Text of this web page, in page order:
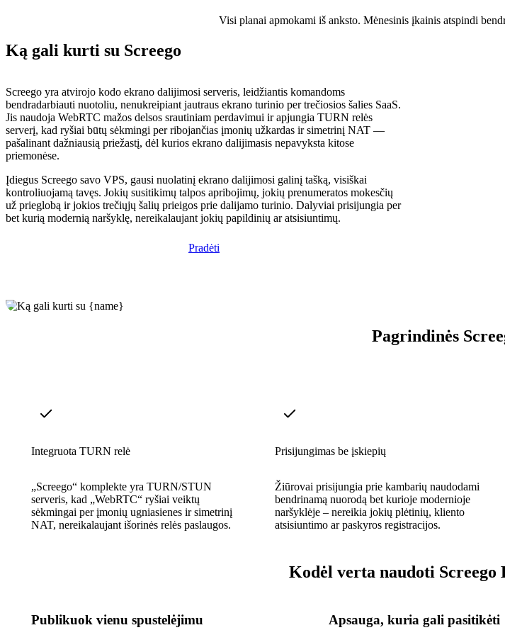
Visi planai apmokami iš anksto. Mėnesinis įkainis atspindi
Ką gali kurti su Screego
Screego yra atvirojo kodo ekrano dalijimosi serveris, leidžiantis komandoms
bendradarbiauti nuotoliu, nenukreipiant jautraus ekrano turinio per trečiosios šalies SaaS.
Jis naudoja WebRTC mažos delsos srautiniam perdavimui ir apjungia TURN relės
serverį, kad ryšiai būtų sėkmingi per ribojančias įmonių užkardas ir simetrinį NAT —
pašalinant dažniausią priežastį, dėl kurios ekrano dalijimasis nepavyksta kitose
priemonėse.
Įdiegus Screego savo VPS, gausi nuolatinį ekrano dalijimosi galinį tašką, visiškai
kontroliuojamą tavęs. Jokių susitikimų talpos apribojimų, jokių prenumeratos mokesčių
už prieglobą ir jokios trečiųjų šalių prieigos prie dalijamo turinio. Dalyviai prisijungia per
bet kurią modernią naršyklę, nereikalaujant jokių papildinių ar atsisiuntimų.
Pradėti
Pagrindinės
Integruota TURN relė
„Screego“ komplekte yra TURN/STUN
serveris, kad „WebRTC“ ryšiai veiktų
sėkmingai per įmonių ugniasienes ir simetrinį
NAT, nereikalaujant išorinės relės paslaugos.
Prisijungimas be įskiepių
Žiūrovai prisijungia prie kambarių naudodami
bendrinamą nuorodą bet kurioje modernioje
naršyklėje – nereikia jokių plėtinių, kliento
atsisiuntimo ar paskyros registracijos.
Kodėl verta naudoti
Publikuok vienu spustelėjimu Apsauga, kuria gali pasitikėti